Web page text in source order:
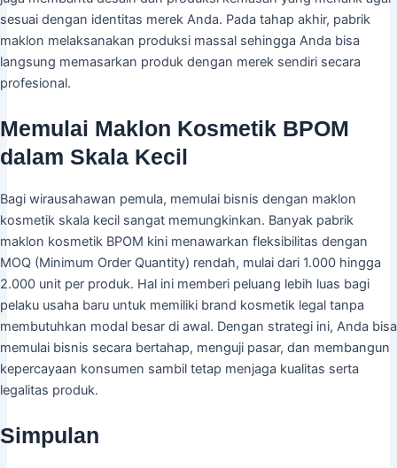
sesuai dengan identitas merek Anda. Pada tahap akhir, pabrik
maklon melaksanakan produksi massal sehingga Anda bisa
langsung memasarkan produk dengan merek sendiri secara
profesional.
Memulai Maklon Kosmetik BPOM
dalam Skala Kecil
Bagi wirausahawan pemula, memulai bisnis dengan maklon
kosmetik skala kecil sangat memungkinkan. Banyak pabrik
maklon kosmetik BPOM kini menawarkan fleksibilitas dengan
MOQ (Minimum Order Quantity) rendah, mulai dari 1.000 hingga
2.000 unit per produk. Hal ini memberi peluang lebih luas bagi
pelaku usaha baru untuk memiliki brand kosmetik legal tanpa
membutuhkan modal besar di awal. Dengan strategi ini, Anda bisa
memulai bisnis secara bertahap, menguji pasar, dan membangun
kepercayaan konsumen sambil tetap menjaga kualitas serta
legalitas produk.
Simpulan